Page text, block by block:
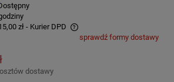
zł - Kurier DPD
kosztów płatnościsprawdź formy dostawy
dostawy